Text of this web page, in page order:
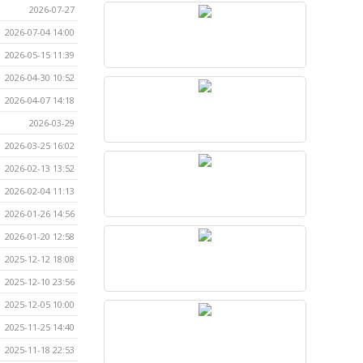
2026-07-27
2026-07-04 14:00
2026-05-15 11:39
2026-04-30 10:52
2026-04-07 14:18
2026-03-29
2026-03-25 16:02
2026-02-13 13:52
2026-02-04 11:13
2026-01-26 14:56
2026-01-20 12:58
2025-12-12 18:08
2025-12-10 23:56
2025-12-05 10:00
2025-11-25 14:40
2025-11-18 22:53